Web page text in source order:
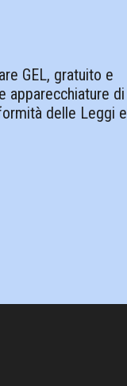
GEL, gratuito e
apparecchiature di
delle Leggi e